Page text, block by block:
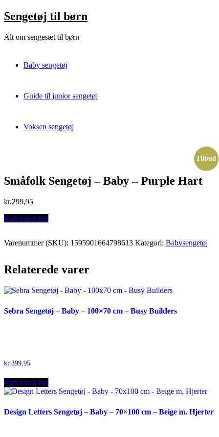
Skip
to
Sengetøj til børn
Alt om sengesæt til børn
Baby sengetøj
Guide til junior sengetøj
Voksen sengetøj
Småfolk Sengetøj – Baby – Purple Hart
kr.299,95
Køb varen her
Varenummer (SKU): 1595901664798613 Kategori: Babysengetøj
Relaterede varer
Sebra Sengetøj – Baby – 100×70 cm – Busy Builders
kr. 399,95
Køb varen her
Tilbud
Design Letters Sengetøj – Baby – 70×100 cm – Beige m. Hjerter